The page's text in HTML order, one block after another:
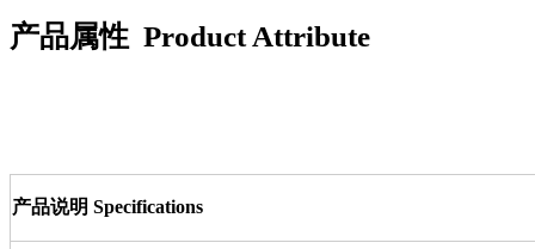
产品属性 Product Attribute
产品说明 Specifications